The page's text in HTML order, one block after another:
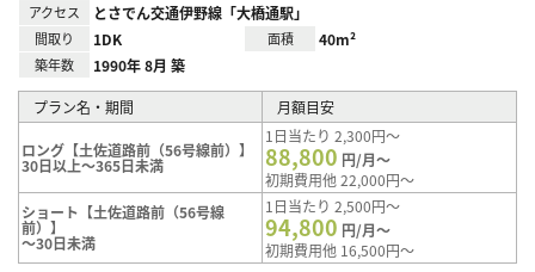
アクセス とさでん交通伊野線「大橋通駅」
間取り 1DK 面積 40m²
築年数 1990年 8月 築
プラン名・期間 月額目安
ロング【土佐道路前（56号線前）】
30日以上～365日未満
1日当たり 2,300円～
88,800 円/月～
初期費用他 22,000円～
ショート【土佐道路前（56号線
前）】
～30日未満
1日当たり 2,500円～
94,800 円/月～
初期費用他 16,500円～